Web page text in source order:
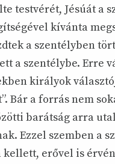
testvérét, Jésúát a
kívánta
a szentélyben
a szentélybe. Erre
királyok
Bár a forrás nem
barátság arra
Ezzel szemben a
kellett, erővel is